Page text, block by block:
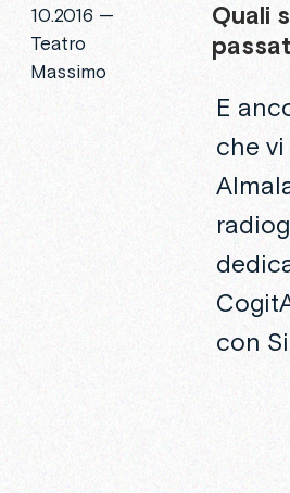
10.2016 —
Teatro
Massimo
Quali
E
che
con